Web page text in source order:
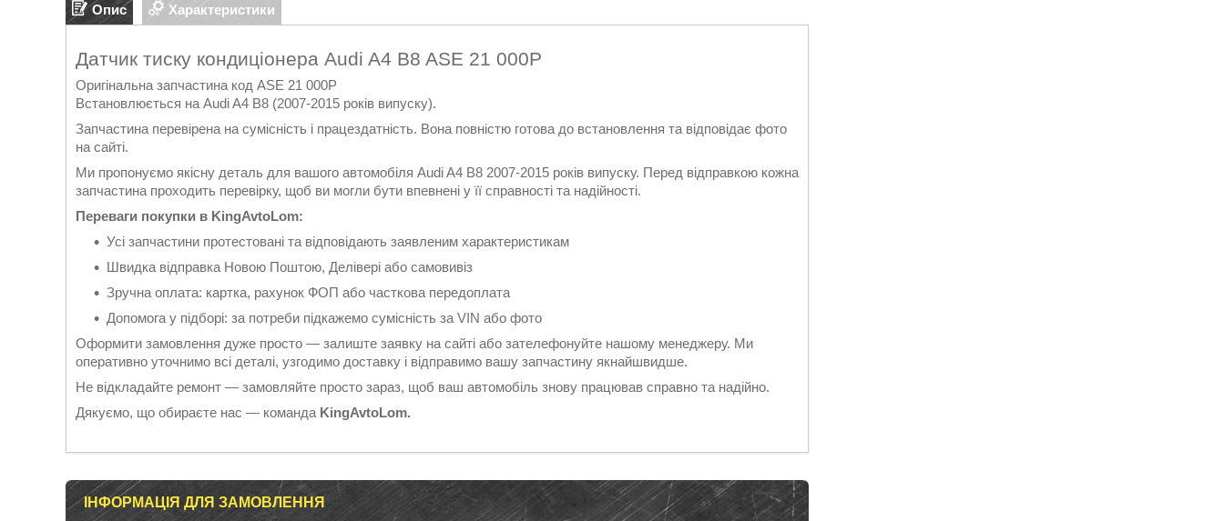
Опис Характеристики
Датчик тиску кондиціонера Audi A4 B8 ASE 21 000P
Оригінальна запчастина код ASE 21 000P
Встановлюється на Audi A4 B8 (2007-2015 років випуску).
Запчастина перевірена на сумісність і працездатність. Вона повністю готова до встановлення та відповідає фото
на сайті.
Ми пропонуємо якісну деталь для вашого автомобіля Audi A4 B8 2007-2015 років випуску. Перед відправкою кожна
запчастина проходить перевірку, щоб ви могли бути впевнені у її справності та надійності.
Переваги покупки в KingAvtoLom:
Усі запчастини протестовані та відповідають заявленим характеристикам
Швидка відправка Новою Поштою, Делівері або самовивіз
Зручна оплата: картка, рахунок ФОП або часткова передоплата
Допомога у підборі: за потреби підкажемо сумісність за VIN або фото
Оформити замовлення дуже просто — залиште заявку на сайті або зателефонуйте нашому менеджеру. Ми
оперативно уточнимо всі деталі, узгодимо доставку і відправимо вашу запчастину якнайшвидше.
Не відкладайте ремонт — замовляйте просто зараз, щоб ваш автомобіль знову працював справно та надійно.
Дякуємо, що обираєте нас — команда KingAvtoLom.
ІНФОРМАЦІЯ ДЛЯ ЗАМОВЛЕННЯ